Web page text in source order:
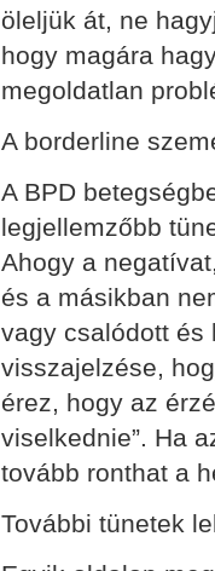
öleljük át, ne
hogy magára
megoldatlan
A borderline
A BPD
legjellemzőbb
Ahogy a
és a másikban
vagy csalódott és
visszajelzése,
érez, hogy az
viselkednie”. Ha
tovább ronthat a
További tünetek